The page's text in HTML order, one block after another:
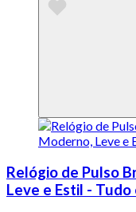
Relógio de Pulso
Leve e Estil - Tudo